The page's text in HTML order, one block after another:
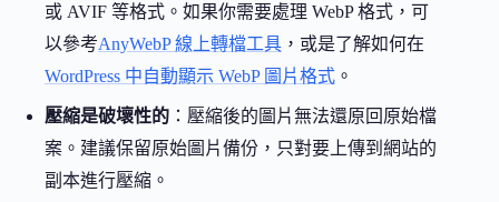
或 AVIF 等格式。如果你需要處理 WebP 格式，可
以參考AnyWebP 線上轉檔工具 ，或是了解如何在
WordPress 中自動顯示 WebP 圖片格式 。
壓縮是破壞性的 ：壓縮後的圖片無法還原回原始檔
案。建議保留原始圖片備份，只對要上傳到網站的
副本進行壓縮。